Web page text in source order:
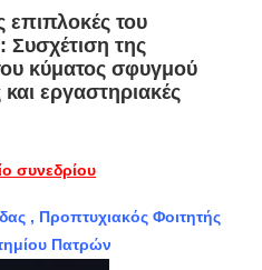
επιπλοκές του
της
κύματος σφυγμού
εργαστηριακές
συνεδρίου
, Προπτυχιακός Φοιτητής
Πατρών